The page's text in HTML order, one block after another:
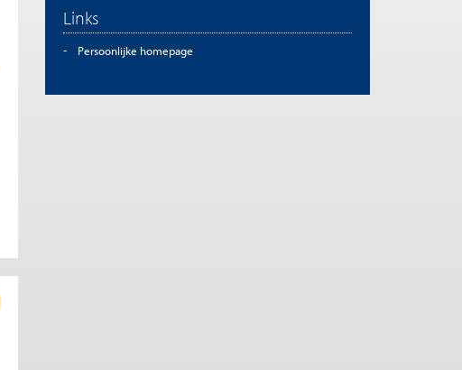
Links
Persoonlijke homepage